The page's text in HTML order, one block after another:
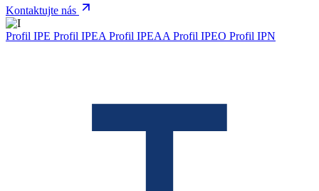
Kontaktujte nás
Profil IPE Profil IPEA Profil IPEAA Profil IPEO Profil IPN